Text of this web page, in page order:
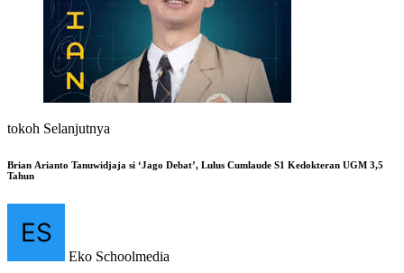
tokoh Selanjutnya
Brian Arianto Tanuwidjaja si ‘Jago Debat’, Lulus Cumlaude S1 Kedokteran UGM 3,5
Tahun
Eko Schoolmedia